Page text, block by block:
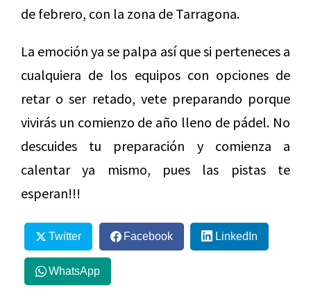
de febrero, con la zona de Tarragona.
La emoción ya se palpa así que si perteneces a
cualquiera de los equipos con opciones de
retar o ser retado, vete preparando porque
vivirás un comienzo de año lleno de pádel. No
descuides tu preparación y comienza a
calentar ya mismo, pues las pistas te
esperan!!!
Twitter Facebook LinkedIn
WhatsApp